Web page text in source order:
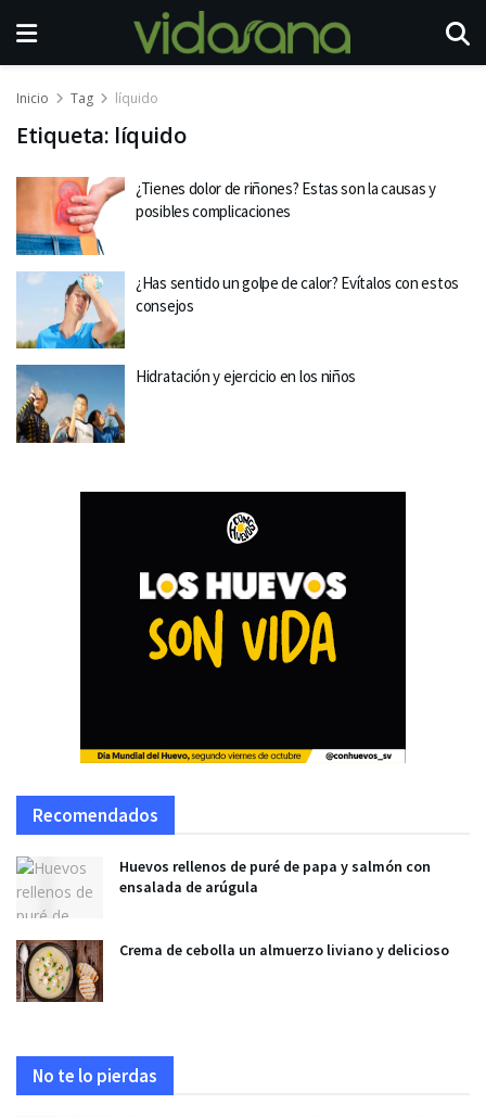
Inicio Tag líquido
Etiqueta: líquido
¿Tienes dolor de riñones? Estas son la causas y
posibles complicaciones
¿Has sentido un golpe de calor? Evítalos con estos
consejos
Hidratación y ejercicio en los niños
Recomendados
Huevos rellenos de puré de papa y salmón con
ensalada de arúgula
Crema de cebolla un almuerzo liviano y delicioso
No te lo pierdas